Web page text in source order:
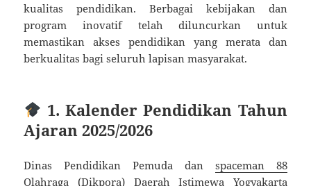
kualitas pendidikan. Berbagai kebijakan dan
program inovatif telah diluncurkan untuk
memastikan akses pendidikan yang merata dan
berkualitas bagi seluruh lapisan masyarakat.
1. Kalender Pendidikan Tahun
Ajaran 2025/2026
Dinas Pendidikan Pemuda dan spaceman 88
Olahraga (Dikpora) Daerah Istimewa Yogyakarta